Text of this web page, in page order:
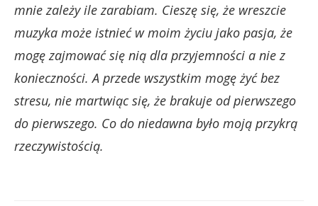
mnie zależy ile zarabiam. Cieszę się, że wreszcie
muzyka może istnieć w moim życiu jako pasja, że
mogę zajmować się nią dla przyjemności a nie z
konieczności. A przede wszystkim mogę żyć bez
stresu, nie martwiąc się, że brakuje od pierwszego
do pierwszego. Co do niedawna było moją przykrą
rzeczywistością.